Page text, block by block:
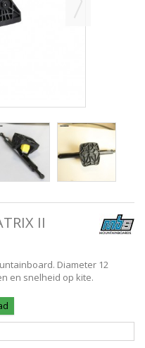
II
Diameter 12
en snelheid op kite.